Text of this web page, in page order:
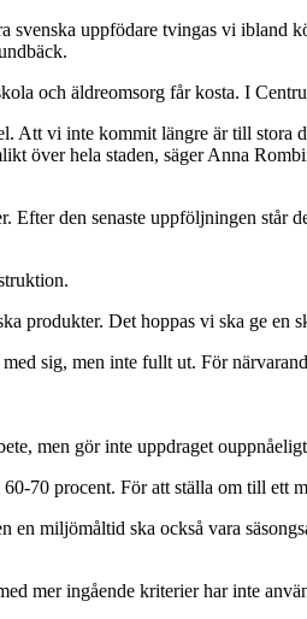
uppfödare tvingas vi ibland
och äldreomsorg får kosta. I
vi inte kommit längre är till stora
över hela staden, säger Anna
Efter den senaste uppföljningen står
produkter. Det hoppas vi ska ge
sig, men inte fullt ut. För
men gör inte uppdraget
70 procent. För att ställa om till ett
miljömåltid ska också vara
mer ingående kriterier har inte